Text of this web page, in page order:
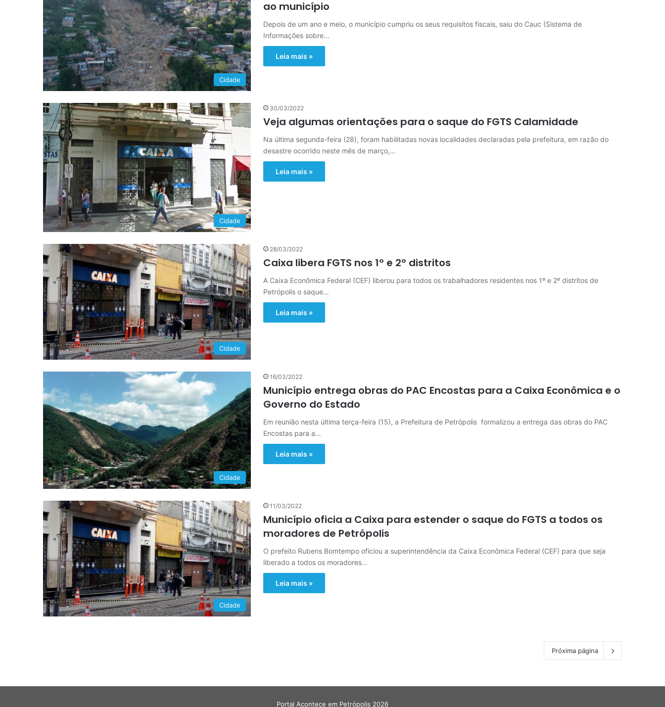
Cidade
ao município
Depois de um ano e meio, o município cumpriu os seus requisitos fiscais, saiu do Cauc (Sistema de
Informações sobre…
Leia mais »
Cidade
30/03/2022
Veja algumas orientações para o saque do FGTS Calamidade
Na última segunda-feira (28), foram habilitadas novas localidades declaradas pela prefeitura, em razão do
desastre ocorrido neste mês de março,…
Leia mais »
Cidade
28/03/2022
Caixa libera FGTS nos 1º e 2º distritos
A Caixa Econômica Federal (CEF) liberou para todos os trabalhadores residentes nos 1º e 2º distritos de
Petrópolis o saque…
Leia mais »
Cidade
16/03/2022
Município entrega obras do PAC Encostas para a Caixa Econômica e o
Governo do Estado
Em reunião nesta última terça-feira (15), a Prefeitura de Petrópolis formalizou a entrega das obras do PAC
Encostas para a…
Leia mais »
Cidade
11/03/2022
Município oficia a Caixa para estender o saque do FGTS a todos os
moradores de Petrópolis
O prefeito Rubens Bomtempo oficiou a superintendência da Caixa Econômica Federal (CEF) para que seja
liberado a todos os moradores…
Leia mais »
Próxima página
Portal Acontece em Petrópolis 2026